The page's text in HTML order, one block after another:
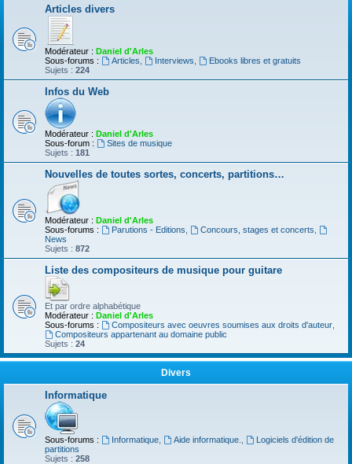
Articles divers
Modérateur : Daniel d'Arles
Sous-forums :
Articles Interviews
Ebooks libres et gratuits
Sujets : 224
Infos du Web
Modérateur : Daniel d'Arles
Sous-forum :
Sites de musique
Sujets : 181
Nouvelles de toutes sortes, concerts, partitions…
Modérateur : Daniel d'Arles
Sous-forums :
Parutions - Editions Concours, stages et concerts
News
Sujets : 872
Liste des compositeurs de musique pour guitare
Et par ordre alphabétique
Modérateur : Daniel d'Arles
Sous-forums :
Compositeurs avec oeuvres soumises aux droits d'auteur,
Compositeurs appartenant au domaine public
Sujets : 24
Divers
Informatique
Sous-forums : Informatique, Aide informatique.
Logiciels d'édition de
partitions
Sujets : 258